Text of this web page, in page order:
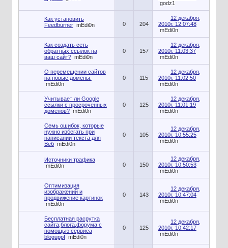
godz1
Как установить
Feedburner mEdi0n 0 204
12 декабря,
2010г. 12:07:48
mEdi0n
Как создать сеть
обратных ссылок на
ваш сайт? mEdi0n
0 157
12 декабря,
2010г. 11:03:37
mEdi0n
О перемещении сайтов
на новые домены.
mEdi0n
0 115
12 декабря,
2010г. 11:02:50
mEdi0n
Учитывает ли Google
ссылки с просроченных
доменов? mEdi0n
0 125
12 декабря,
2010г. 11:01:19
mEdi0n
Семь ошибок, которые
нужно избегать при
написании текста для
Веб mEdi0n
0 105
12 декабря,
2010г. 10:55:25
mEdi0n
Источники трафика
mEdi0n
0 150
12 декабря,
2010г. 10:50:53
mEdi0n
Оптимизация
изображений и
продвижение картинок
mEdi0n
0 143
12 декабря,
2010г. 10:47:04
mEdi0n
Бесплатная расрутка
сайта,блога,форума с
помощью сервиса
blogupp! mEdi0n
0 125
12 декабря,
2010г. 10:42:17
mEdi0n